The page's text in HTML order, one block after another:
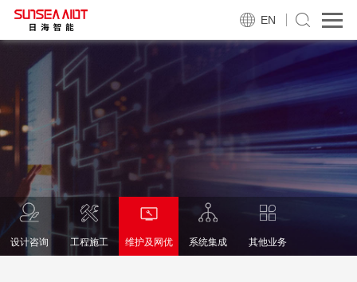
EN
设计咨询 工程施工 维护及网优 系统集成 其他业务